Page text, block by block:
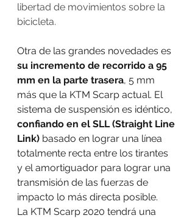
libertad de movimientos sobre la
bicicleta.
Otra de las grandes novedades es
su incremento de recorrido a 95
mm en la parte trasera, 5 mm
más que la KTM Scarp actual. El
sistema de suspensión es idéntico,
confiando en el SLL (Straight Line
Link) basado en lograr una línea
totalmente recta entre los tirantes
y el amortiguador para lograr una
transmisión de las fuerzas de
impacto lo más directa posible.
La KTM Scarp 2020 tendrá una